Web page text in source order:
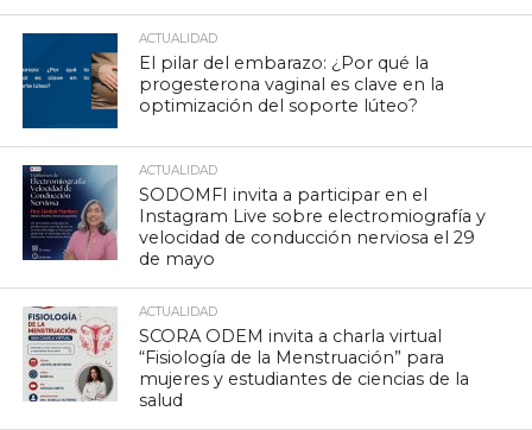
ACTUALIDAD
El pilar del embarazo: ¿Por qué la
progesterona vaginal es clave en la
optimización del soporte lúteo?
ACTUALIDAD
SODOMFI invita a participar en el
Instagram Live sobre electromiografía y
velocidad de conducción nerviosa el 29
de mayo
ACTUALIDAD
SCORA ODEM invita a charla virtual
“Fisiología de la Menstruación” para
mujeres y estudiantes de ciencias de la
salud